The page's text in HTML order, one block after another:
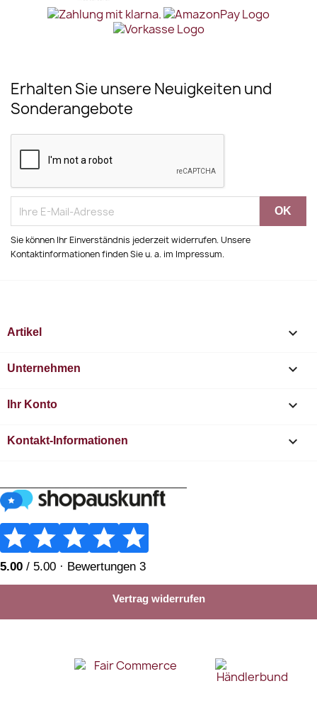
Erhalten Sie unsere Neuigkeiten und
Sonderangebote
Sie können Ihr Einverständnis jederzeit widerrufen. Unsere
Kontaktinformationen finden Sie u. a. im Impressum.
Artikel 
Unternehmen 
Ihr Konto 
Kontakt-Informationen keyboard_arrow_down
Vertrag widerrufen